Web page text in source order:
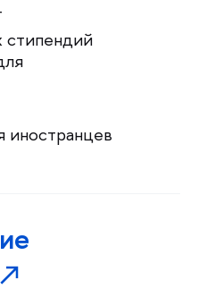
стипендий
иностранцев